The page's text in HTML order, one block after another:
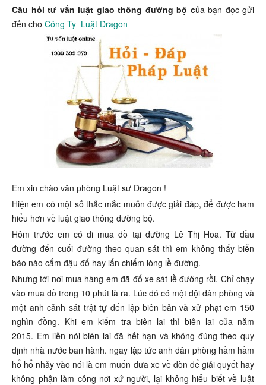
Câu hỏi tư vấn luật giao thông đường bộ của bạn đọc gửi
đến cho Công Ty Luật Dragon
Em xin chào văn phòng Luật sư Dragon !
Hiện em có một số thắc mắc muốn được giải đáp, để được ham
hiểu hơn về luật giao thông đường bộ.
Hôm trước em có đi mua đồ tại đường Lê Thị Hoa. Từ đầu
đường đến cuối đường theo quan sát thì em không thấy biển
báo nào cấm đậu đổ hay lấn chiếm lòng lề đường.
Nhưng tới nơi mua hàng em đã đổ xe sát lề đường rồi. Chỉ chạy
vào mua đồ trong 10 phút là ra. Lúc đó có một đội dân phòng và
một anh cảnh sát trật tự đến lập biên bản và xử phạt em 150
nghìn đồng. Khi em kiểm tra biên lai thì biên lai của năm
2015. Em liền nói biên lai đã hết hạn và không đúng theo quy
định nhà nước ban hành. ngay lập tức anh dân phòng hầm hầm
hổ hổ nhảy vào nói là em muốn đưa xe về đòn để giải quyết hay
không phận làm công nơi xứ người, lại không hiểu biết về luật